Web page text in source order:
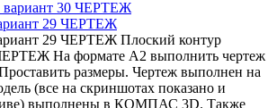
29 ЧЕРТЕЖ
29 ЧЕРТЕЖ Плоский контур
На формате А2 выполнить чертеж
размеры. Чертеж выполнен на
(все на скриншотах показано и
выполнены в КОМПАС 3D. Также